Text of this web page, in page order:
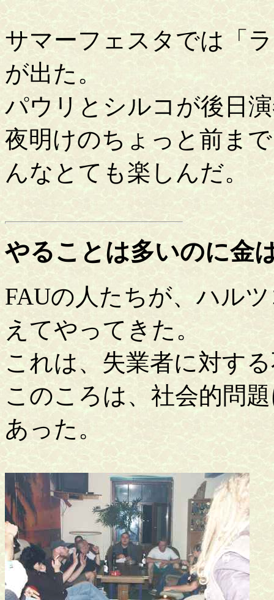
サマーフェスタでは「
が出た。
パウリとシルコが後日
夜明けのちょっと前ま
んなとても楽しんだ。
やることは多いのに金
FAUの人たちが、ハル
えてやってきた。
これは、失業者に対す
このころは、社会的問
あった。